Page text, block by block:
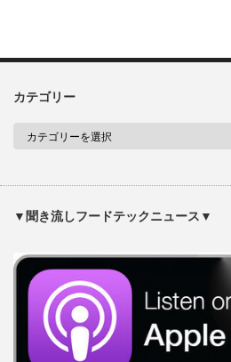
カテゴリー
▼聞き流しフードテックニュース▼